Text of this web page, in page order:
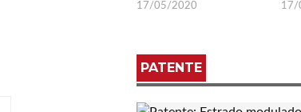
17/05/2020 17/
PATENTE